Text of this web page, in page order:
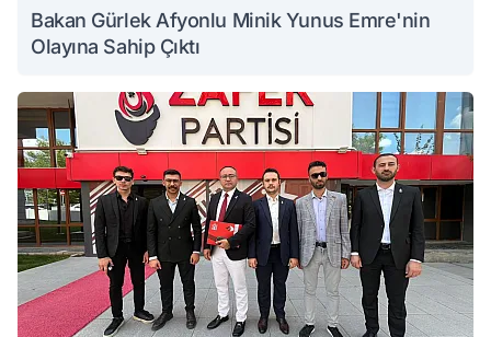
Bakan Gürlek Afyonlu Minik Yunus Emre'nin
Olayına Sahip Çıktı